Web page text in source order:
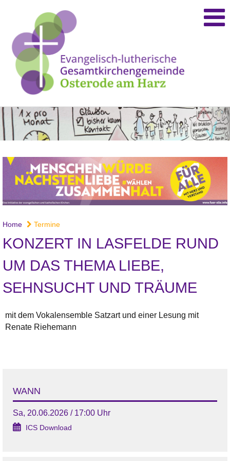
Home Termine
KONZERT IN LASFELDE RUND
UM DAS THEMA LIEBE,
SEHNSUCHT UND TRÄUME
mit dem Vokalensemble Satzart und einer Lesung mit
Renate Riehemann
WANN
Sa, 20.06.2026 / 17:00 Uhr
ICS Download